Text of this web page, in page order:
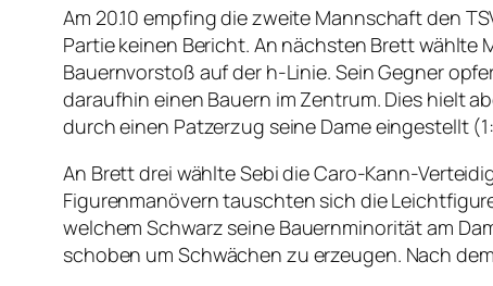
Am 20.10 empfing die zweite Mannschaft den
Partie keinen Bericht. An nächsten Brett wählte
Bauernvorstoß auf der h-Linie. Sein Gegner
daraufhin einen Bauern im Zentrum. Dies hielt
durch einen Patzerzug seine Dame eingestellt
An Brett drei wählte Sebi die Caro-Kann-
Figurenmanövern tauschten sich die
welchem Schwarz seine Bauernminorität am
schoben um Schwächen zu erzeugen. Nach